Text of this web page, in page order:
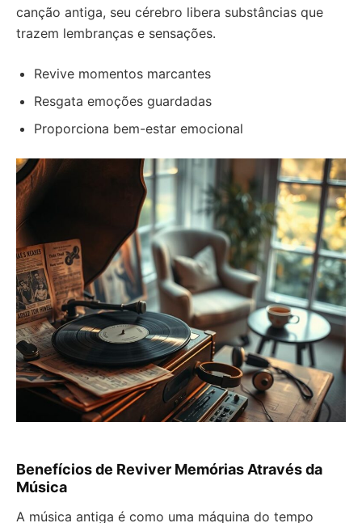
canção antiga, seu cérebro libera substâncias que
trazem lembranças e sensações.
Revive momentos marcantes
Resgata emoções guardadas
Proporciona bem-estar emocional
Benefícios de Reviver Memórias Através da
Música
A música antiga é como uma máquina do tempo